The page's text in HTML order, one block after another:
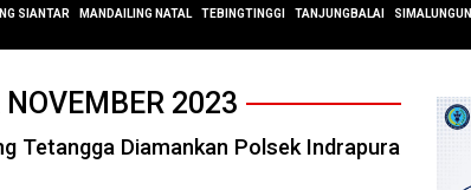
SIANTAR MANDAILING NATAL TEBINGTINGGI TANJUNGBALAI SIMALUNGUN
2023
Tetangga Diamankan Polsek Indrapura